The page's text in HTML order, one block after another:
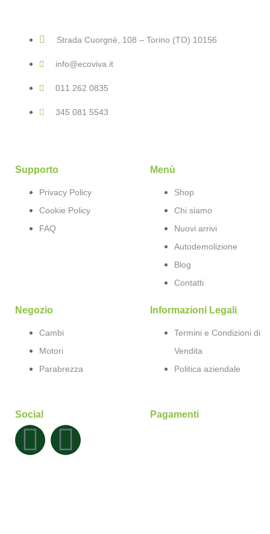
Strada Cuorgnè, 108 – Torino (TO) 10156
info@ecoviva.it
011 262 0835
345 081 5543
Supporto
Privacy Policy
Cookie Policy
FAQ
Menù
Shop
Chi siamo
Nuovi arrivi
Autodemolizione
Blog
Contatti
Negozio
Cambi
Motori
Parabrezza
Informazioni Legali
Termini e Condizioni di
Vendita
Politica aziendale
Social Pagamenti